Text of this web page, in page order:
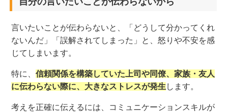
言いたいことが伝わらないと、「どうして分かってくれ
ないんだ」「誤解されてしまった」と、怒りや不安を感
じてしまいます。
特に、信頼関係を構築していた上司や同僚、家族・友人
に伝わらない際に、大きなストレスが発生 します。
考えを正確に伝えるには、コミュニケーションスキルが